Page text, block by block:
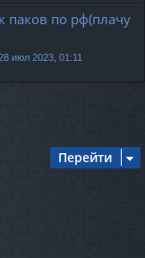
по рф(плачу
июл 2023, 01:11
Перейти